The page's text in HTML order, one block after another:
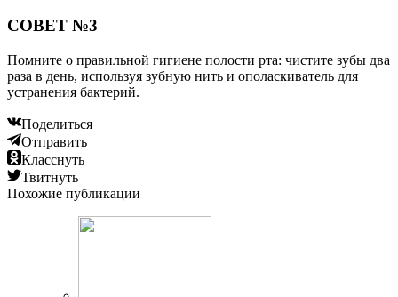
СОВЕТ №3
Помните о правильной гигиене полости рта: чистите зубы два
раза в день, используя зубную нить и ополаскиватель для
устранения бактерий.
Поделиться
Отправить
Класснуть
Твитнуть
Похожие публикации